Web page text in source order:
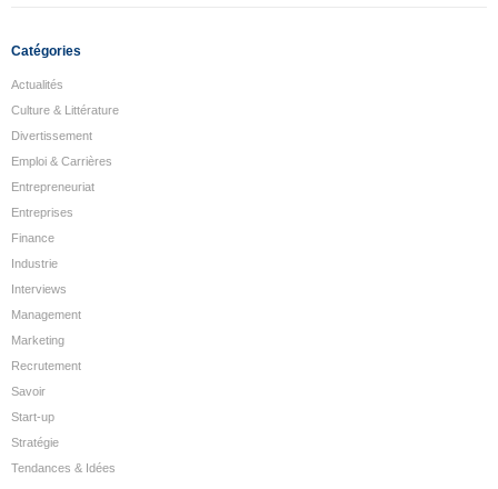
Catégories
Actualités
Culture & Littérature
Divertissement
Emploi & Carrières
Entrepreneuriat
Entreprises
Finance
Industrie
Interviews
Management
Marketing
Recrutement
Savoir
Start-up
Stratégie
Tendances & Idées